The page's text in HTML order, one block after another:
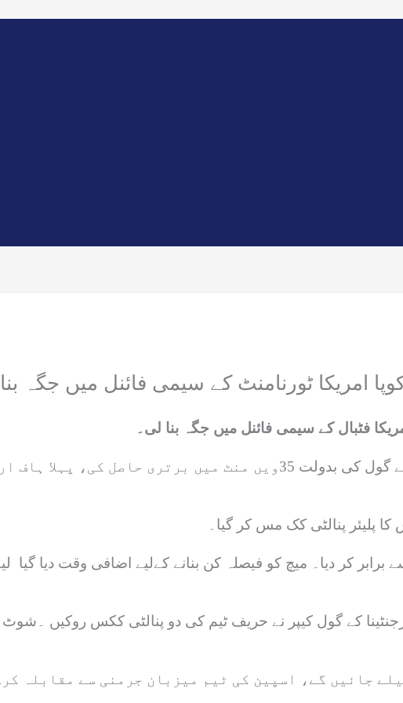
کوپا امریکا ٹورنامنٹ کے سیمی فائنل میں جگہ
فٹبال کے سیمی فائنل میں جگہ بنا لی۔
ہیوسٹن میں کوپا امریکا کے کوارٹر فائنل میں ارجنٹینا نے مارٹنز کے گول کی بدولت 35ویں منٹ
پلیئر پنالٹی کک مس کر گیا۔
کر دیا۔ میچ کو فیصلہ کن بنانے کےلیے اضافی وقت دیا
جائیں گے، اسپین کی ٹیم میزبان جرمنی سے مقابلہ